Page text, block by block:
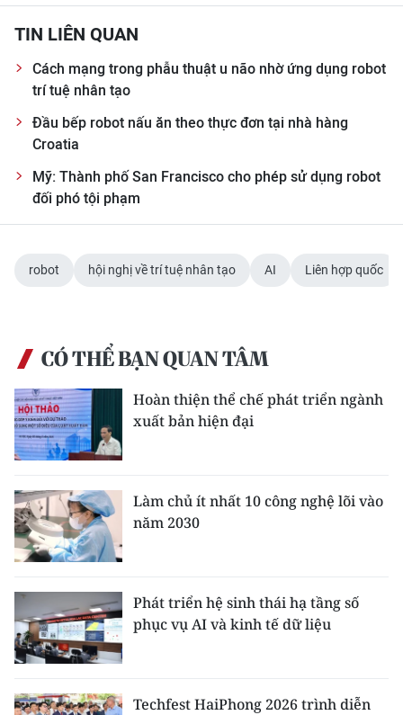
TIN LIÊN QUAN
Cách mạng trong phẫu thuật u não nhờ ứng dụng robot
trí tuệ nhân tạo
Đầu bếp robot nấu ăn theo thực đơn tại nhà hàng
Croatia
Mỹ: Thành phố San Francisco cho phép sử dụng robot
đối phó tội phạm
robot hội nghị về trí tuệ nhân tạo AI Liên hợp quốc
CÓ THỂ BẠN QUAN TÂM
Hoàn thiện thể chế phát triển ngành
xuất bản hiện đại
Làm chủ ít nhất 10 công nghệ lõi vào
năm 2030
Phát triển hệ sinh thái hạ tầng số
phục vụ AI và kinh tế dữ liệu
Techfest HaiPhong 2026 trình diễn